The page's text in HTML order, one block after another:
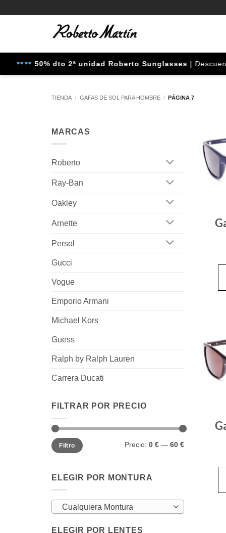
50% dto 2ª unidad Roberto Sunglasses | Descuento
TIENDA / GAFAS DE SOL PARA HOMBRE / PÁGINA 7
MARCAS
Roberto
Ray-Ban
Oakley
Arnette
Persol
Gucci
Vogue
Emporio Armani
Michael Kors
Guess
Ralph by Ralph Lauren
Carrera Ducati
FILTRAR POR PRECIO
Precio
mínimo
Precio
máximo
Filtro Precio: 0 €— 60 €
ELEGIR POR MONTURA
Cualquiera Montura
ELEGIR POR LENTES